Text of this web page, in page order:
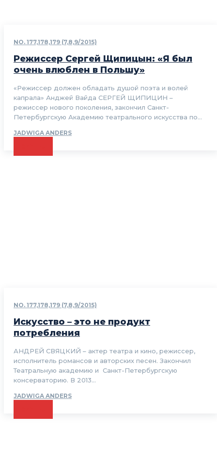
NO. 177,178,179 (7,8,9/2015)
Режиссер Сергей Щипицын: «Я был
очень влюблен в Польшу»
«Режиссер должен обладать душой поэта и волей
капрала» Анджей Вайда СЕРГЕЙ ЩИПИЦИН –
режиссер нового поколения, закончил Санкт-
Петербургскую Академию театрального искусства по...
JADWIGA ANDERS
NO. 177,178,179 (7,8,9/2015)
Искусство – это не продукт
потребления
АНДРЕЙ СВЯЦКИЙ – актер театра и кино, режиссер,
исполнитель романсов и авторских песен. Закончил
Театральную академию и Санкт-Петербургскую
консерваторию. В 2013...
JADWIGA ANDERS